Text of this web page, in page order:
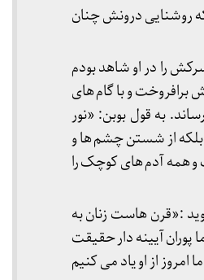
روشنایی درونش چنان
را در او شاهد بودم
برافروخت و با گام های
به قول بوبن: «نور
بلکه از شستن چشم ها و
همه آدم های کوچک را
:«قرن هاست زنان به
پوران آیینه دار حقیقت
از او یاد می کنیم